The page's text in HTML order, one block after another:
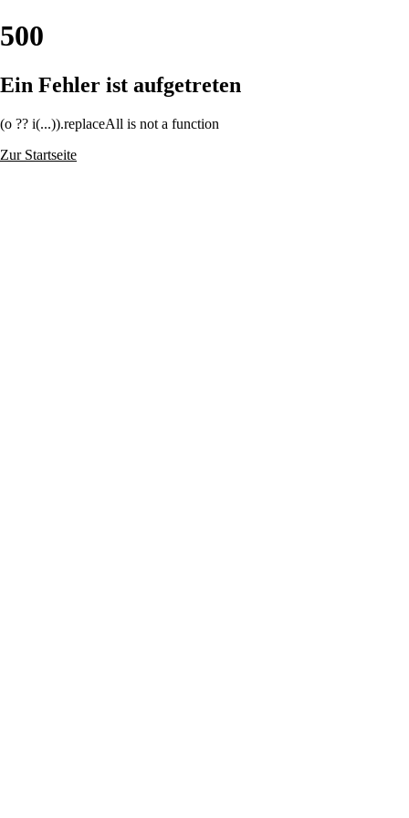
500
Ein Fehler ist aufgetreten
(o ?? i(...)).replaceAll is not a function
Zur Startseite